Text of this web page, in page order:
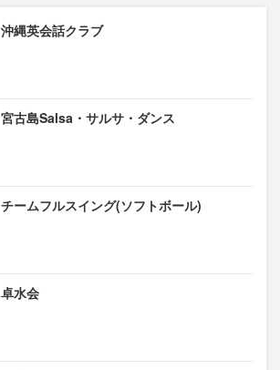
沖縄英会話クラブ
宮古島Salsa・サルサ・ダンス
チームフルスイング(ソフトボール)
卓水会